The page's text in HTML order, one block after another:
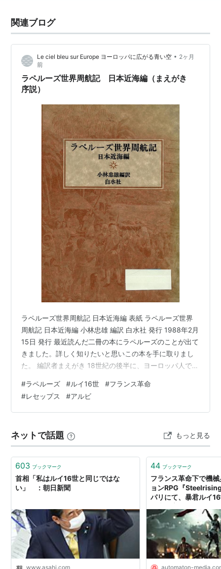
ルイ15世→ルイ16世→(ルイ17世)→ルイ18世
関連ブログ
Le ciel bleu sur Europe ヨーロッパに広がる青い空 • 2ヶ月
前
ラペルーズ世界周航記 日本近海編（まえがき
序説）
ラペルーズ世界周航記 日本近海編 表紙 ラペルーズ世界
周航記 日本近海編 小林忠雄 編訳 白水社 発行 1988年2月
15日 発行 最近読んだ二冊の本にラペルーズのことが出て
きました。詳しく知りたいと思いこの本を手に取りまし
た。 編訳者まえがき 18世紀の後半に、ヨーロッパ人で太
ランス。ブーゲンビル(1729-1811)、太平洋横断と世界一
周(1766-1769) イギリス。クック(1726-1779)、太平洋
探検航海。第1次(1768-1771)、第2次(1772-1774)、第3
#ラペルーズ #ルイ16世 #フランス革命
#レセップス #アルビ
ネットで話題 もっと見る
603 ブックマーク
首相「私はルイ16世と同じではな
い」 ：朝日新聞
www.asahi.com
44 ブックマーク
フランス革命下で機
ョンRPG『
パリにて、暴君ルイ
automaton-